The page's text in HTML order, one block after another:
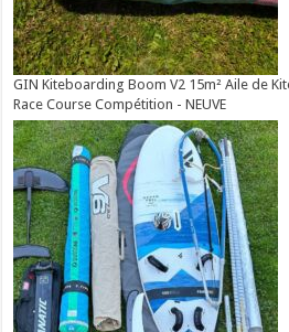
GIN Kiteboarding Boom V2 15m² Aile de
Race Course Compétition - NEUVE